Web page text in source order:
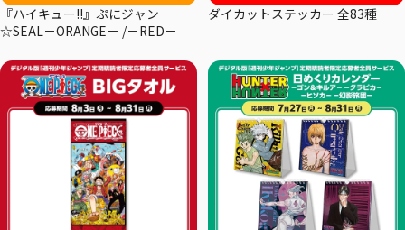
『ハイキュー!!』ぷにジャン
☆SEAL－ORANGE－ /－RED－
ダイカットステッカー 全83種